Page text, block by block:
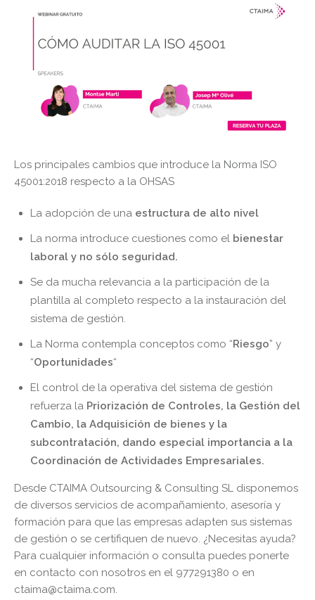
Los principales cambios que introduce la Norma ISO
45001:2018 respecto a la OHSAS
La adopción de una estructura de alto nivel
La norma introduce cuestiones como el bienestar
laboral y no sólo seguridad.
Se da mucha relevancia a la participación de la
plantilla al completo respecto a la instauración del
sistema de gestión.
La Norma contempla conceptos como “Riesgo” y
“Oportunidades“
El control de la operativa del sistema de gestión
refuerza la Priorización de Controles, la Gestión del
Cambio, la Adquisición de bienes y la
subcontratación, dando especial importancia a la
Coordinación de Actividades Empresariales.
Desde CTAIMA Outsourcing & Consulting SL disponemos
de diversos servicios de acompañamiento, asesoría y
formación para que las empresas adapten sus sistemas
de gestión o se certifiquen de nuevo. ¿Necesitas ayuda?
Para cualquier información o consulta puedes ponerte
en contacto con nosotros en el 977291380 o en
ctaima@ctaima.com.